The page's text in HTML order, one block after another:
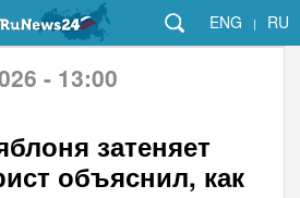
ENG | RU
- 13:00
затеняет
объяснил, как